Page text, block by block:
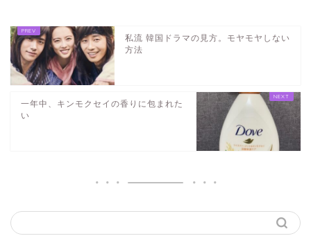
私流 韓国ドラマの見方。モヤモヤしない
方法
一年中、キンモクセイの香りに包まれた
い